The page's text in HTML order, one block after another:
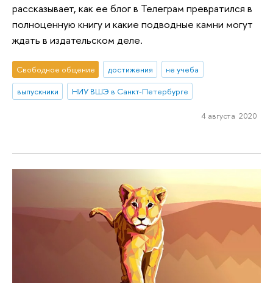
рассказывает, как ее блог в Телеграм превратился в
полноценную книгу и какие подводные камни могут
ждать в издательском деле.
Свободное общение достижения
не учеба
выпускники
НИУ ВШЭ в Санкт-Петербурге
4 августа 2020